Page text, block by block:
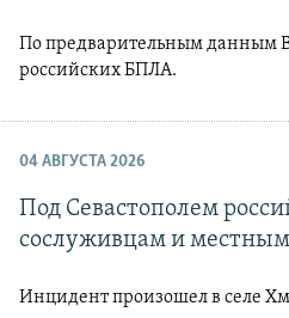
По предварительным данным
российских БПЛА.
04 АВГУСТА 2026
Под Севастополем
сослуживцам и
Инцидент произошел в селе